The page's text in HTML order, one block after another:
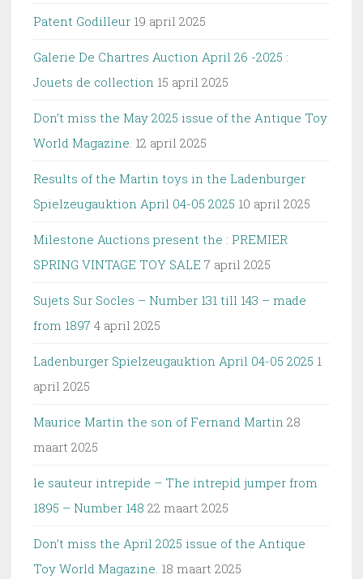
Patent Godilleur 19 april 2025
Galerie De Chartres Auction April 26 -2025 :
Jouets de collection 15 april 2025
Don’t miss the May 2025 issue of the Antique Toy
World Magazine. 12 april 2025
Results of the Martin toys in the Ladenburger
Spielzeugauktion April 04-05 2025 10 april 2025
Milestone Auctions present the : PREMIER
SPRING VINTAGE TOY SALE 7 april 2025
Sujets Sur Socles – Number 131 till 143 – made
from 1897 4 april 2025
Ladenburger Spielzeugauktion April 04-05 2025 1
april 2025
Maurice Martin the son of Fernand Martin 28
maart 2025
le sauteur intrepide – The intrepid jumper from
1895 – Number 148 22 maart 2025
Don’t miss the April 2025 issue of the Antique
Toy World Magazine. 18 maart 2025